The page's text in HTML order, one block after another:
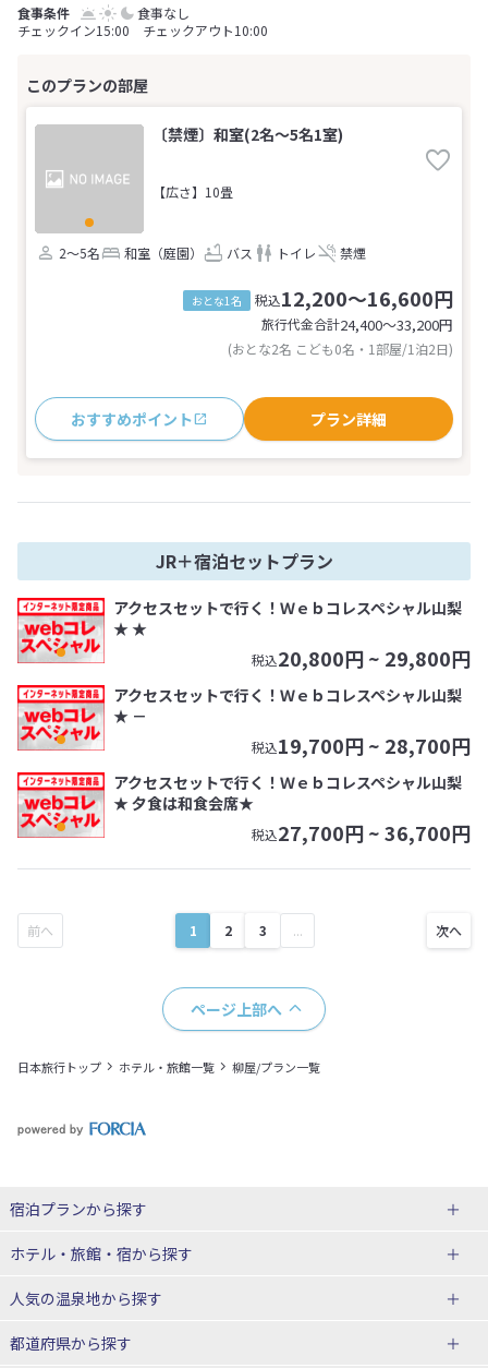
食事なし
チェックイン15:00 チェックアウト10:00
〔禁煙〕和室(2名～5名1室)
【広さ】10畳
2～5名 和室（庭園） バス トイレ 禁煙
おとな1名 税込12,200～16,600円
旅行代金合計24,400〜33,200円
(おとな2名 こども0名・1部屋/1泊2日)
おすすめポイント プラン詳細
JR＋宿泊セットプラン
アクセスセットで行く！Ｗｅｂコレスペシャル山梨
★ ★
税込20,800円 ~ 29,800円
アクセスセットで行く！Ｗｅｂコレスペシャル山梨
★ －
税込19,700円 ~ 28,700円
アクセスセットで行く！Ｗｅｂコレスペシャル山梨
★ 夕食は和食会席★
税込27,700円 ~36,700円
1 2 3 ...
ページ上部へ
日本旅行トップ ホテル・旅館一覧 柳屋/プラン一覧
宿泊プランから探す
北海道
東北
青森県
ホテル・旅館・宿から探す
北海道ホテル・旅館
人気の温泉地から探す
北海道
都道府県から探す